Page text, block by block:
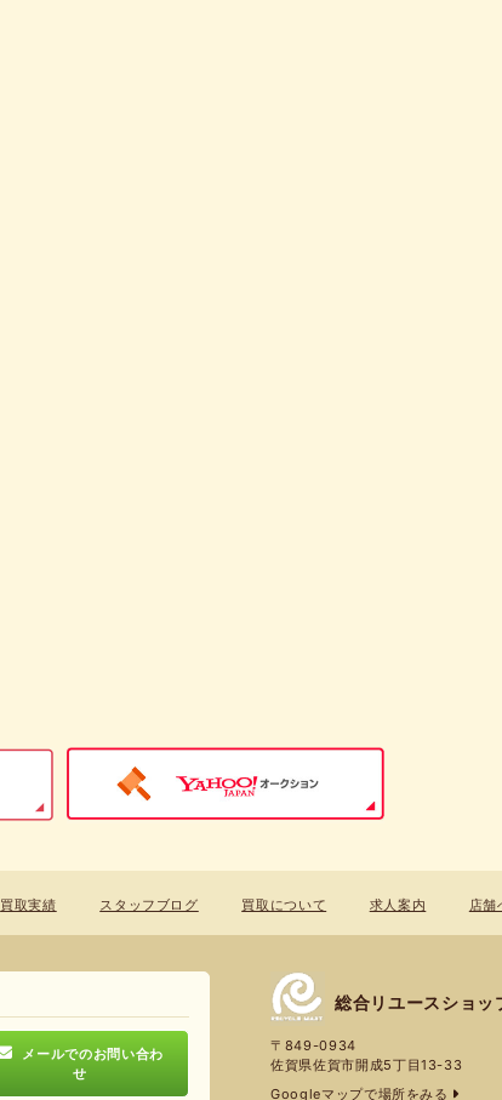
買取実績 スタッフブログ 買取について 求人案内 店舗
メールでのお問い合わ
せ
総合リユースショッ
〒849-0934
佐賀県佐賀市開成5丁目13-33
Googleマップで場所をみる